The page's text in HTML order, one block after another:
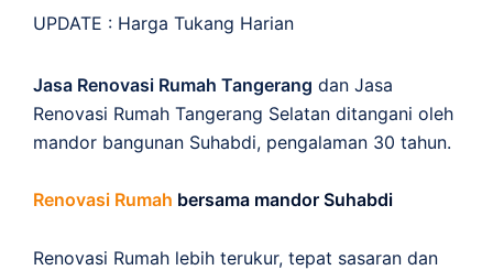
UPDATE : Harga Tukang Harian
Jasa Renovasi Rumah Tangerang dan Jasa
Renovasi Rumah Tangerang Selatan ditangani oleh
mandor bangunan Suhabdi, pengalaman 30 tahun.
Renovasi Rumah bersama mandor Suhabdi
Renovasi Rumah lebih terukur, tepat sasaran dan